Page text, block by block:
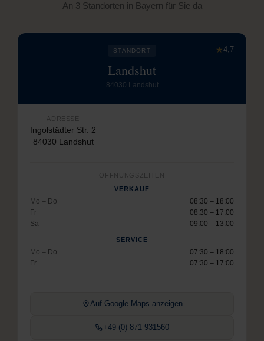
An 3 Standorten in Bayern für Sie da
★4,7
STANDORT
Landshut
84030 Landshut
ADRESSE
Ingolstädter Str. 2
84030 Landshut
ÖFFNUNGSZEITEN
VERKAUF
Mo – Do
08:30 – 18:00
Fr
08:30 – 17:00
Sa
09:00 – 13:00
SERVICE
Mo – Do
07:30 – 18:00
Fr
07:30 – 17:00
Auf Google Maps anzeigen
+49 (0) 871 931560